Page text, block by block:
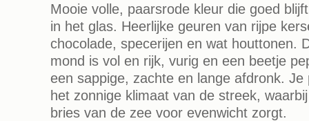
Mooie volle, paarsrode kleur die goed
in het glas. Heerlijke geuren van rijpe
chocolade, specerijen en wat houttonen.
mond is vol en rijk, vurig en een beetje
een sappige, zachte en lange afdronk.
het zonnige klimaat van de streek,
bries van de zee voor evenwicht zorgt.